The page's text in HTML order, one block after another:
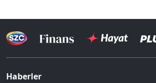
Haberler